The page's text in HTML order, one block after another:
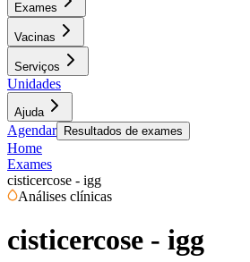
Exames
Vacinas
Serviços
Unidades
Ajuda
Agendar Resultados de exames
Home
Exames
cisticercose - igg
Análises clínicas
cisticercose - igg